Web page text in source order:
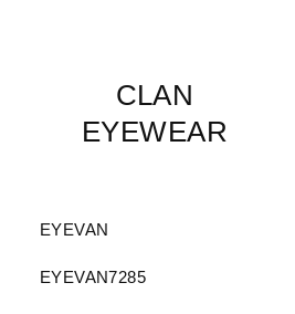
CLAN
EYEWEAR
EYEVAN
EYEVAN7285